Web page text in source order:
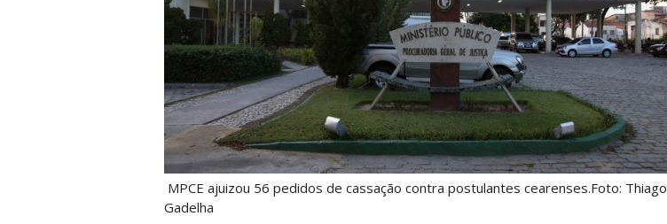
MPCE ajuizou 56 pedidos de cassação contra postulantes cearenses.Foto: Thiago
Gadelha